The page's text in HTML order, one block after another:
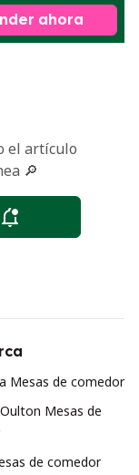
ahora
el artículo
🔎
Mesas de comedor
Mesas de
de comedor